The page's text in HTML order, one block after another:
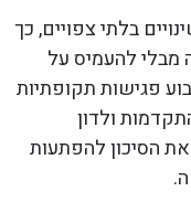
בלתי צפויים, כך
מבלי להעמיס על
פגישות תקופתיות
ולדון
הסיכון להפתעות